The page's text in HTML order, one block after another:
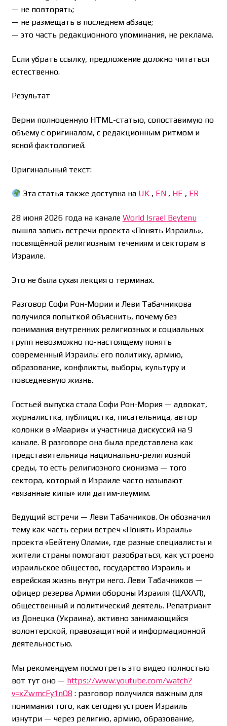
— не повторять;
— не размещать в последнем абзаце;
— это часть редакционного упоминания, не реклама.
Если убрать ссылку, предложение должно читаться
естественно.
Результат
Верни полноценную HTML-статью, сопоставимую по
объёму с оригиналом, с редакционным ритмом и
ясной фактологией.
Оригинальный текст:
Эта статья также доступна на UK, EN, HE , FR
28 июня 2026 года на канале World Israel Beytenu
вышла запись встречи проекта «Понять Израиль»,
посвящённой религиозным течениям и секторам в
Израиле.
Это не была сухая лекция о терминах.
Разговор Софи Рон-Мории и Леви Табачникова
получился попыткой объяснить, почему без
понимания внутренних религиозных и социальных
групп невозможно по-настоящему понять
современный Израиль: его политику, армию,
образование, конфликты, выборы, культуру и
повседневную жизнь.
Гостьей выпуска стала Софи Рон-Мория — адвокат,
журналистка, публицистка, писательница, автор
колонки в «Маарив» и участница дискуссий на 9
канале. В разговоре она была представлена как
представительница национально-религиозной
среды, то есть религиозного сионизма — того
сектора, который в Израиле часто называют
«вязанные кипы» или датим-леумим.
Ведущий встречи — Леви Табачников. Он обозначил
тему как часть серии встреч «Понять Израиль»
проекта «Бейтену Олами», где разные специалисты и
жители страны помогают разобраться, как устроено
израильское общество, государство Израиль и
еврейская жизнь внутри него. Леви Табачников —
офицер резерва Армии обороны Израиля (ЦАХАЛ),
общественный и политический деятель. Репатриант
из Донецка (Украина), активно занимающийся
волонтерской, правозащитной и информационной
деятельностью.
Мы рекомендуем посмотреть это видео полностью
вот тут оно — https://www.youtube.com/watch?
v=xZwmcFy1nQ8: разговор получился важным для
понимания того, как сегодня устроен Израиль
изнутри — через религию, армию, образование,